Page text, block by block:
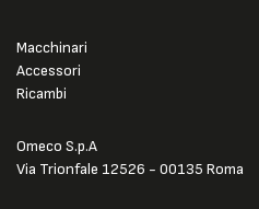
Omeco S.p.A
Via Trionfale 12526 - 00135 Roma
Macchinari
Accessori
Ricambi